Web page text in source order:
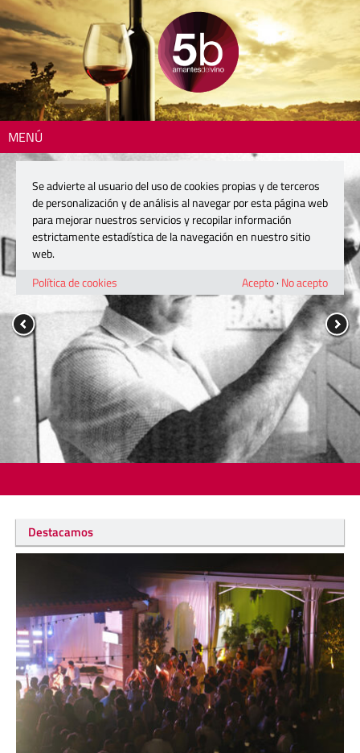
MENÚ
Destacamos
Se advierte al usuario del uso de cookies propias y de terceros
de personalización y de análisis al navegar por esta página web
para mejorar nuestros servicios y recopilar información
estrictamente estadística de la navegación en nuestro sitio
web.
Política de cookies
Acepto· No acepto